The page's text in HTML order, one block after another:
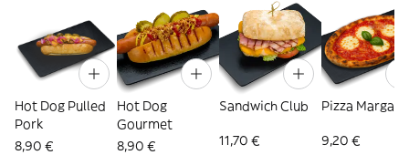
Hot Dog Pulled
Pork
8,90 €
Hot Dog
Gourmet
8,90 €
Sandwich Club
11,70 €
Pizza
9,20 €